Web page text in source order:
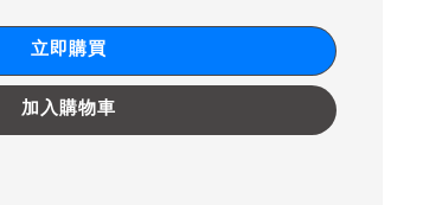
立即購買
加入購物車